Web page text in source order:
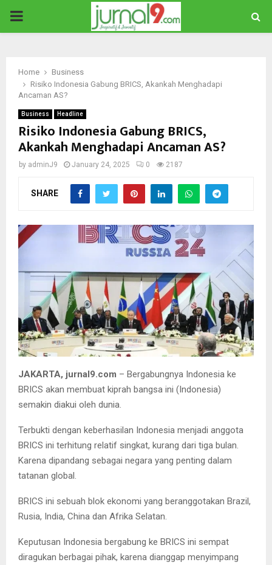
PRIMARY
Home
Business
Risiko Indonesia Gabung BRICS, Akankah Menghadapi
Ancaman AS?
Business Headline
Risiko Indonesia Gabung BRICS,
Akankah Menghadapi Ancaman AS?
by adminJ9 January 24, 2025 0 2187
SHARE
JAKARTA, jurnal9.com – Bergabungnya Indonesia ke
BRICS akan membuat kiprah bangsa ini (Indonesia)
semakin diakui oleh dunia.
Terbukti dengan keberhasilan Indonesia menjadi anggota
BRICS ini terhitung relatif singkat, kurang dari tiga bulan.
Karena dipandang sebagai negara yang penting dalam
tatanan global.
BRICS ini sebuah blok ekonomi yang beranggotakan Brazil,
Rusia, India, China dan Afrika Selatan.
Keputusan Indonesia bergabung ke BRICS ini sempat
diragukan berbagai pihak, karena dianggap menyimpang